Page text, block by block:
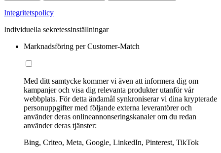
Integritetspolicy
Individuella sekretessinställningar
Marknadsföring per Customer-Match
Med ditt samtycke kommer vi även att informera dig om
kampanjer och visa dig relevanta produkter utanför vår
webbplats. För detta ändamål synkroniserar vi dina krypterade
personuppgifter med följande externa leverantörer och
använder deras onlineannonseringskanaler om du redan
använder deras tjänster:
Bing, Criteo, Meta, Google, LinkedIn, Pinterest, TikTok